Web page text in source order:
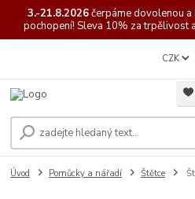
3.-21.8.2026čerpámedovolenou a
pochopení! Sleva 10% za trpělivost
CZK
Úvod Pomůcky a nářadí Štětce